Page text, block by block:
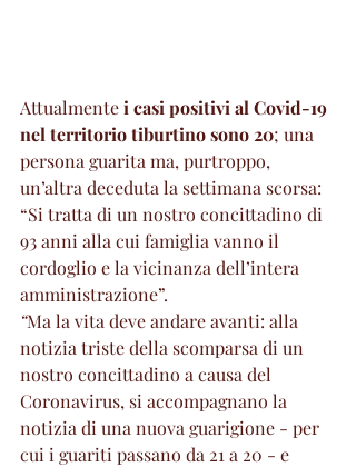
Attualmente i casi positivi al Covid-19
nel territorio tiburtino sono 20; una
persona guarita ma, purtroppo,
un’altra deceduta la settimana scorsa:
“Si tratta di un nostro concittadino di
93 anni alla cui famiglia vanno il
cordoglio e la vicinanza dell’intera
amministrazione”.
“Ma la vita deve andare avanti: alla
notizia triste della scomparsa di un
nostro concittadino a causa del
Coronavirus, si accompagnano la
notizia di una nuova guarigione - per
cui i guariti passano da 21 a 20 - e